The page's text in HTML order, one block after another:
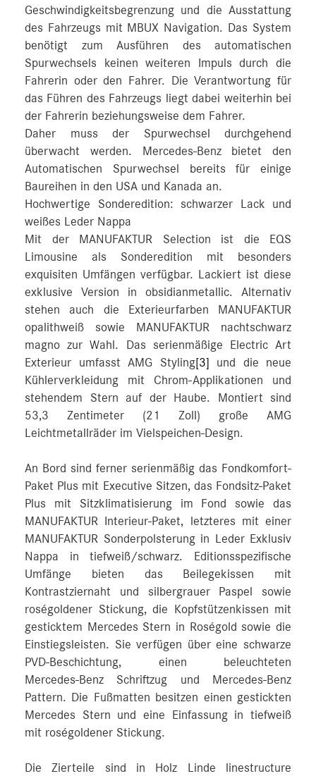
Geschwindigkeitsbegrenzung und die Ausstattung
des Fahrzeugs mit MBUX Navigation. Das System
benötigt zum Ausführen des automatischen
Spurwechsels keinen weiteren Impuls durch die
Fahrerin oder den Fahrer. Die Verantwortung für
das Führen des Fahrzeugs liegt dabei weiterhin bei
der Fahrerin beziehungsweise dem Fahrer.
Daher muss der Spurwechsel durchgehend
überwacht werden. Mercedes‑Benz bietet den
Automatischen Spurwechsel bereits für einige
Baureihen in den USA und Kanada an.
Hochwertige Sonderedition: schwarzer Lack und
weißes Leder Nappa
Mit der MANUFAKTUR Selection ist die EQS
Limousine als Sonderedition mit besonders
exquisiten Umfängen verfügbar. Lackiert ist diese
exklusive Version in obsidianmetallic. Alternativ
stehen auch die Exterieurfarben MANUFAKTUR
opalithweiß sowie MANUFAKTUR nachtschwarz
magno zur Wahl. Das serienmäßige Electric Art
Exterieur umfasst AMG Styling[3] und die neue
Kühlerverkleidung mit Chrom-Applikationen und
stehendem Stern auf der Haube. Montiert sind
53,3 Zentimeter (21 Zoll) große AMG
Leichtmetallräder im Vielspeichen-Design.
An Bord sind ferner serienmäßig das Fondkomfort-
Paket Plus mit Executive Sitzen, das Fondsitz-Paket
Plus mit Sitzklimatisierung im Fond sowie das
MANUFAKTUR Interieur-Paket, letzteres mit einer
MANUFAKTUR Sonderpolsterung in Leder Exklusiv
Nappa in tiefweiß/schwarz. Editionsspezifische
Umfänge bieten das Beilegekissen mit
Kontrastziernaht und silbergrauer Paspel sowie
roségoldener Stickung, die Kopfstützenkissen mit
gesticktem Mercedes Stern in Roségold sowie die
Einstiegsleisten. Sie verfügen über eine schwarze
PVD-Beschichtung, einen beleuchteten
Mercedes‑Benz Schriftzug und Mercedes‑Benz
Pattern. Die Fußmatten besitzen einen gestickten
Mercedes Stern und eine Einfassung in tiefweiß
mit roségoldener Stickung.
Die Zierteile sind in Holz Linde linestructure